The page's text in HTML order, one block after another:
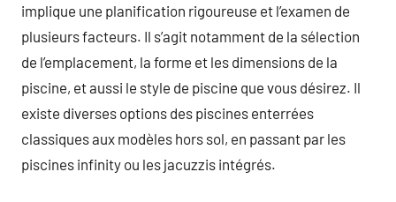
implique une planification rigoureuse et l’examen de
plusieurs facteurs. Il s’agit notamment de la sélection
de l’emplacement, la forme et les dimensions de la
piscine, et aussi le style de piscine que vous désirez. Il
existe diverses options des piscines enterrées
classiques aux modèles hors sol, en passant par les
piscines infinity ou les jacuzzis intégrés.